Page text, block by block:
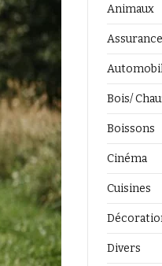
Animaux
Assurance
Bois/
Boissons
Cinéma
Cuisines
Divers